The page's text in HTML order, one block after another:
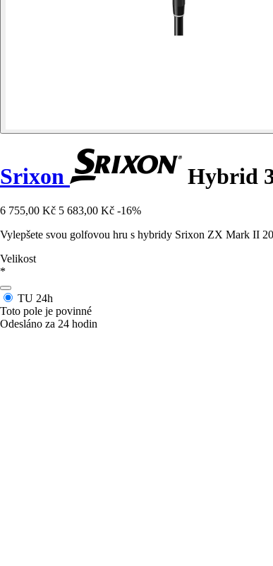
Srixon Hybrid
6 755,00 Kč 5 683,00 Kč -16%
Vylepšete svou golfovou hru s hybridy Srixon ZX Mark II
Velikost
*
TU 24h
Toto pole je povinné
Odesláno za 24 hodin